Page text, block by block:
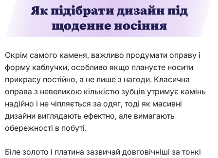
Як підібрати дизайн під
щоденне носіння
Окрім самого каменя, важливо продумати оправу і
форму каблучки, особливо якщо плануєте носити
прикрасу постійно, а не лише з нагоди. Класична
оправа з невеликою кількістю зубців утримує камінь
надійно і не чіпляється за одяг, тоді як масивні
дизайни виглядають ефектно, але вимагають
обережності в побуті.
Біле золото і платина зазвичай довговічніші за тонкі